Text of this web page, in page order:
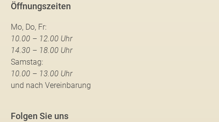
Öffnungszeiten
Mo, Do, Fr:
10.00 – 12.00 Uhr
14.30 – 18.00 Uhr
Samstag:
10.00 – 13.00 Uhr
und nach Vereinbarung
Folgen Sie uns